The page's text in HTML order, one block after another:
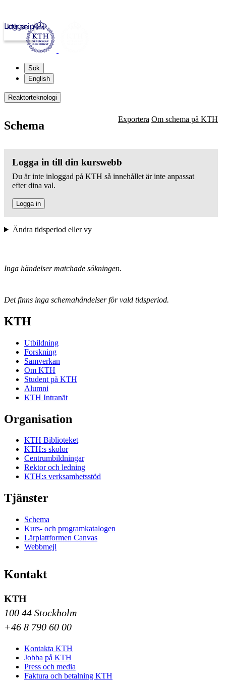
kth.se
Logga in
Sök
English
Reaktorteknologi
Schema Exportera Om schema på KTH
Logga in till din kurswebb
Du är inte inloggad på KTH så innehållet är inte anpassat
efter dina val.
Logga in
Ändra tidsperiod eller vy
Inga händelser matchade sökningen.
Det finns inga schemahändelser för vald tidsperiod.
KTH
Utbildning
Forskning
Samverkan
Om KTH
Student på KTH
Alumni
KTH Intranät
Organisation
KTH Biblioteket
KTH:s skolor
Centrumbildningar
Rektor och ledning
KTH:s verksamhetsstöd
Tjänster
Schema
Kurs- och programkatalogen
Lärplattformen Canvas
Webbmejl
Kontakt
KTH
100 44 Stockholm
+46 8 790 60 00
Kontakta KTH
Jobba på KTH
Press och media
Faktura och betalning KTH